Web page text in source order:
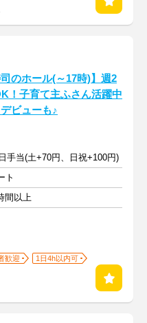
司のホール(～17時)】週2
！子育て主ふさん活躍中
ビューも♪
手当(土+70円、日祝+100円)
ト
間以上
歓迎
1日4h以内可